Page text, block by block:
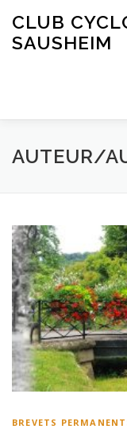
contenu
CLUB
SAUSHEIM
AUTEUR/
BREVETS